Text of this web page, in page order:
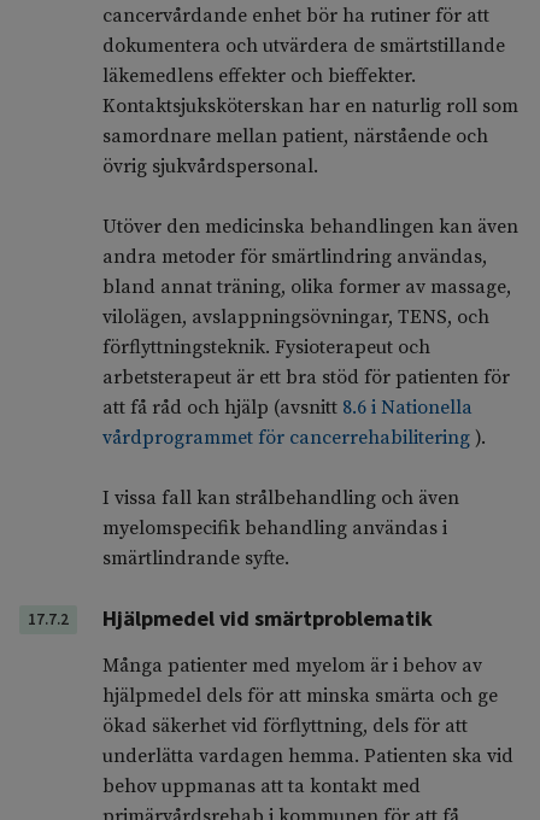
cancervårdande enhet bör ha rutiner för att
dokumentera och utvärdera de smärtstillande
läkemedlens effekter och bieffekter.
Kontaktsjuksköterskan har en naturlig roll som
samordnare mellan patient, närstående och
övrig sjukvårdspersonal.
Utöver den medicinska behandlingen kan även
andra metoder för smärtlindring användas,
bland annat träning, olika former av massage,
vilolägen, avslappningsövningar, TENS, och
förflyttningsteknik. Fysioterapeut och
arbetsterapeut är ett bra stöd för patienten för
att få råd och hjälp (avsnitt 8.6 i Nationella
vårdprogrammet för cancerrehabilitering).
I vissa fall kan strålbehandling och även
myelomspecifik behandling användas i
smärtlindrande syfte.
17.7.2 Hjälpmedel vid smärtproblematik
Många patienter med myelom är i behov av
hjälpmedel dels för att minska smärta och ge
ökad säkerhet vid förflyttning, dels för att
underlätta vardagen hemma. Patienten ska vid
behov uppmanas att ta kontakt med